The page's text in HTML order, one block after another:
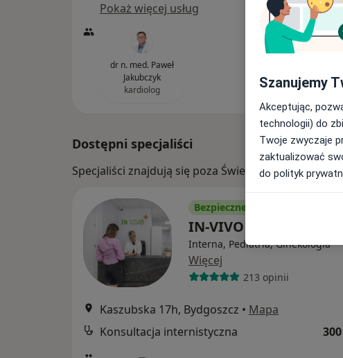
Pokaż więcej usług
dr n. med. Paweł
Jakubczyk
kardiolog
Dostępni specjaliści
Specjaliści znajdują się poza Świecie, kujawsko-
Bezpieczne płatności
IN-VIVO
Interna, Pediatria, Ginekologia·
Więcej
213 opinii
Kaszubska 17h, Bydgoszcz • Mapa
Konsultacja internistyczna
300
Szanujemy
Akceptując,
technologii) do
Twoje zwyczaje
zaktualizować
do polityk